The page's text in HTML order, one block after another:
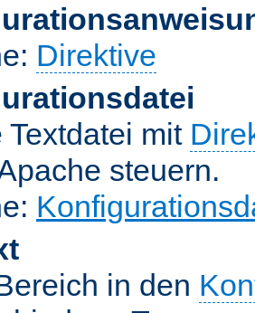
Direktive
Textdatei mit
steuern.
in den